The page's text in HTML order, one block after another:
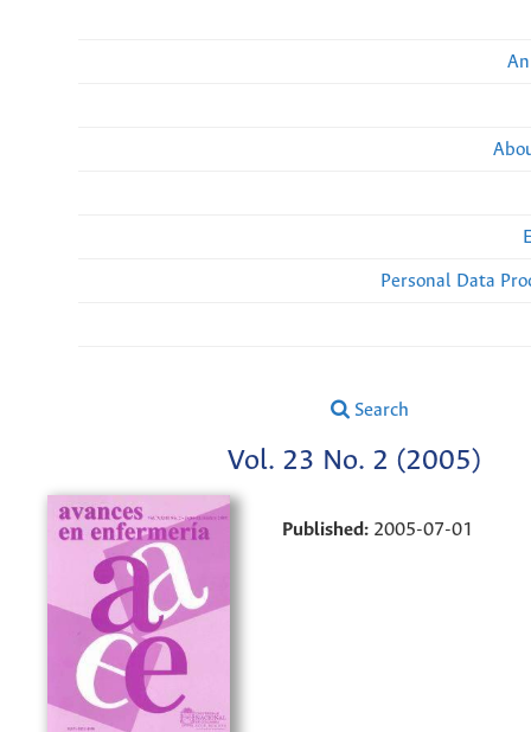
Personal Data
Search
Vol. 23 No. 2 (2005)
Published: 2005-07-01